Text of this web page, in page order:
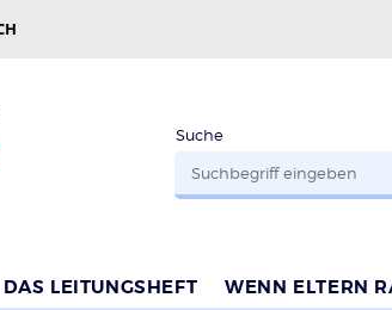
Suche
DAS LEITUNGSHEFT WENN ELTERN